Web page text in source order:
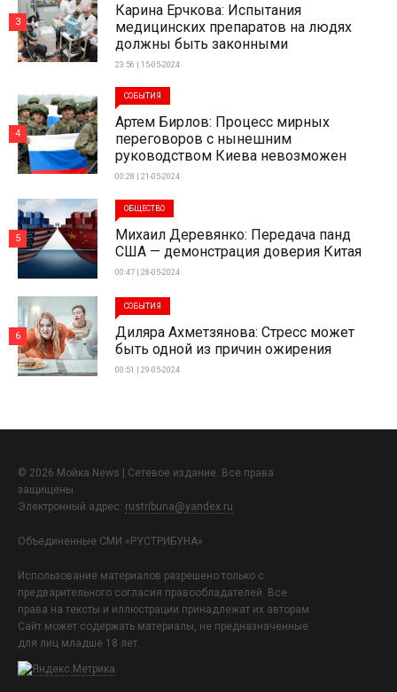
Карина Ерчкова: Испытания
медицинских препаратов на людях
должны быть законными
23:56 | 15-05-2024
3
СОБЫТИЯ
Артем Бирлов: Процесс мирных
переговоров с нынешним
руководством Киева невозможен
00:28 | 21-05-2024
4
ОБЩЕСТВО
Михаил Деревянко: Передача панд
США — демонстрация доверия Китая
00:47 | 28-05-2024
5
СОБЫТИЯ
Диляра Ахметзянова: Стресс может
быть одной из причин ожирения
00:51 | 29-05-2024
6
© 2026 Мойка News | Сетевое издание. Все права
защищены.
Электронный адрес: rustribuna@yandex.ru
Объединенные СМИ «РУСТРИБУНА»
Использование материалов разрешено только с
предварительного согласия правообладателей. Все
права на тексты и иллюстрации принадлежат их авторам.
Сайт может содержать материалы, не предназначенные
для лиц младше 18 лет.